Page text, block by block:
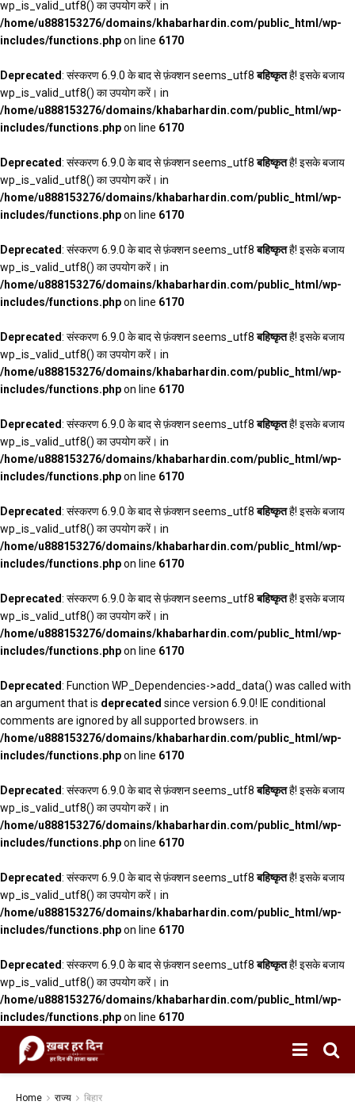
wp_is_valid_utf8() का उपयोग करें। in
/home/u888153276/domains/khabarhardin.com/public_html/wp-
includes/functions.phpon line 6170
Deprecated: संस्करण 6.9.0 के बाद से फ़ंक्शन seems_utf8बहिष्कृतहै! इसके बजाय
wp_is_valid_utf8() का उपयोग करें। in
/home/u888153276/domains/khabarhardin.com/public_html/wp-
includes/functions.phpon line 6170
Deprecated: संस्करण 6.9.0 के बाद से फ़ंक्शन seems_utf8बहिष्कृतहै! इसके बजाय
wp_is_valid_utf8() का उपयोग करें। in
/home/u888153276/domains/khabarhardin.com/public_html/wp-
includes/functions.phpon line 6170
Deprecated: संस्करण 6.9.0 के बाद से फ़ंक्शन seems_utf8बहिष्कृतहै! इसके बजाय
wp_is_valid_utf8() का उपयोग करें। in
/home/u888153276/domains/khabarhardin.com/public_html/wp-
includes/functions.phpon line 6170
Deprecated: संस्करण 6.9.0 के बाद से फ़ंक्शन seems_utf8बहिष्कृतहै! इसके बजाय
wp_is_valid_utf8() का उपयोग करें। in
/home/u888153276/domains/khabarhardin.com/public_html/wp-
includes/functions.phpon line 6170
Deprecated: संस्करण 6.9.0 के बाद से फ़ंक्शन seems_utf8बहिष्कृतहै! इसके बजाय
wp_is_valid_utf8() का उपयोग करें। in
/home/u888153276/domains/khabarhardin.com/public_html/wp-
includes/functions.phpon line 6170
Deprecated: संस्करण 6.9.0 के बाद से फ़ंक्शन seems_utf8बहिष्कृतहै! इसके बजाय
wp_is_valid_utf8() का उपयोग करें। in
/home/u888153276/domains/khabarhardin.com/public_html/wp-
includes/functions.phpon line 6170
Deprecated: संस्करण 6.9.0 के बाद से फ़ंक्शन seems_utf8बहिष्कृतहै! इसके बजाय
wp_is_valid_utf8() का उपयोग करें। in
/home/u888153276/domains/khabarhardin.com/public_html/wp-
includes/functions.phpon line 6170
Deprecated: Function WP_Dependencies->add_data() was called with
an argument that is deprecated since version 6.9.0! IE conditional
comments are ignored by all supported browsers. in
/home/u888153276/domains/khabarhardin.com/public_html/wp-
includes/functions.phpon line 6170
Deprecated: संस्करण 6.9.0 के बाद से फ़ंक्शन seems_utf8बहिष्कृतहै! इसके बजाय
wp_is_valid_utf8() का उपयोग करें। in
/home/u888153276/domains/khabarhardin.com/public_html/wp-
includes/functions.phpon line 6170
Deprecated: संस्करण 6.9.0 के बाद से फ़ंक्शन seems_utf8बहिष्कृतहै! इसके बजाय
wp_is_valid_utf8() का उपयोग करें। in
/home/u888153276/domains/khabarhardin.com/public_html/wp-
includes/functions.phpon line 6170
Deprecated: संस्करण 6.9.0 के बाद से फ़ंक्शन seems_utf8बहिष्कृतहै! इसके बजाय
wp_is_valid_utf8() का उपयोग करें। in
/home/u888153276/domains/khabarhardin.com/public_html/wp-
includes/functions.phpon line 6170
Home राज्य बिहार